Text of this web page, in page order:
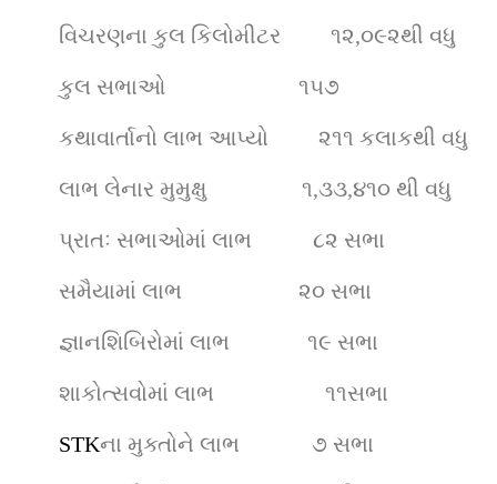
વિચરણના કુલ કિલોમીટર ૧૨,૦૯૨થી વધુ
કુલ સભાઓ ૧૫૭
કથાવાર્તાનો લાભ આપ્યો ૨૧૧ કલાકથી વધુ
લાભ લેનાર મુમુક્ષુ ૧,૩૩,૪૧૦ થી વધુ
પ્રાતઃ સભાઓમાં લાભ ૮૨ સભા
સમૈયામાં લાભ ૨૦ સભા
જ્ઞાનશિબિરોમાં લાભ ૧૯ સભા
શાકોત્સવોમાં લાભ                    ૧૧સભા
STKના મુક્તોને લાભ ૭ સભા